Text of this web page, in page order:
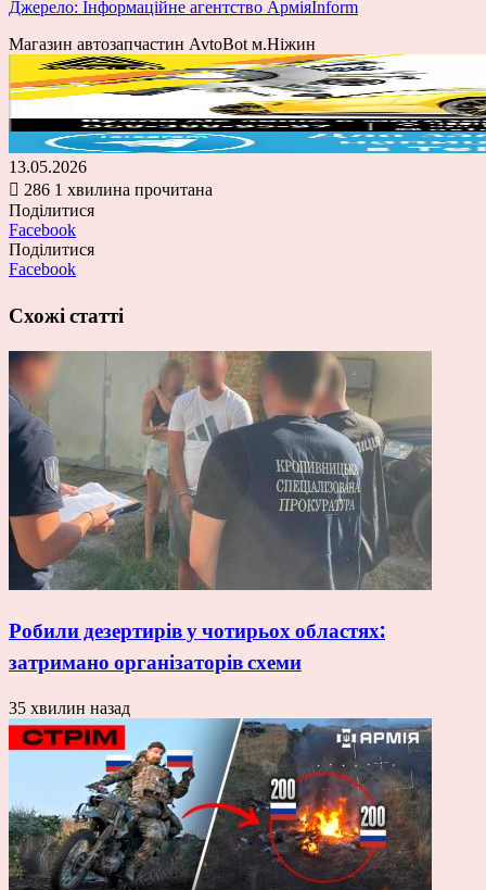
Джерело: Інформаційне агентство АрміяInform
Магазин автозапчастин AvtoBot м.Ніжин
13.05.2026
286 1 хвилина прочитана
Поділитися
Facebook
Поділитися
Facebook
Схожі статті
Робили дезертирів у чотирьох областях:
затримано організаторів схеми
35 хвилин назад